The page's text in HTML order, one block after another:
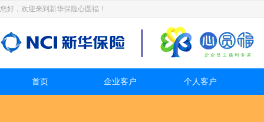
您好，欢迎来到新华保险心圆福！
首页 企业客户 个人客户